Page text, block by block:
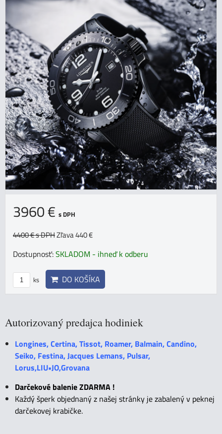
3960 € s DPH
4400 €s DPHZľava 440 €
Dostupnosť:SKLADOM - ihneď k odberu
ks DO KOŠÍKA
Autorizovaný predajca hodiniek
Longines, Certina, Tissot, Roamer, Balmain, Candino,
Seiko, Festina, Jacques Lemans, Pulsar,
Lorus,LIU•JO,Grovana
Darčekové balenie ZDARMA !
Každý šperk objednaný z našej stránky je zabalený v peknej
darčekovej krabičke.